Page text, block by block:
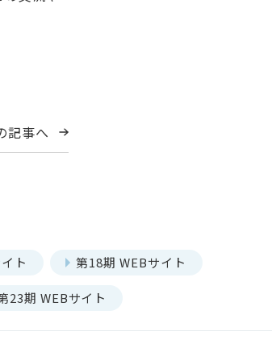
記事へ
ト 第18期 WEBサイト
23期 WEBサイト